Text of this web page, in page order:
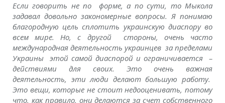
Если говорить не по форме, а по сути, то Мыкола
задавал довольно закономерные вопросы. Я понимаю
благородную цель сплотить украинскую диаспору во
всем мире. Но, с другой стороны, очень часто
международная деятельность украинцев за пределами
Украины этой самой диаспорой и ограничивается –
действиями для своих. Это очень важная
деятельность, эти люди делают большую работу.
Это вещи, которые не стоит недооценивать, потому
что, как правило, они делаются за счет собственного